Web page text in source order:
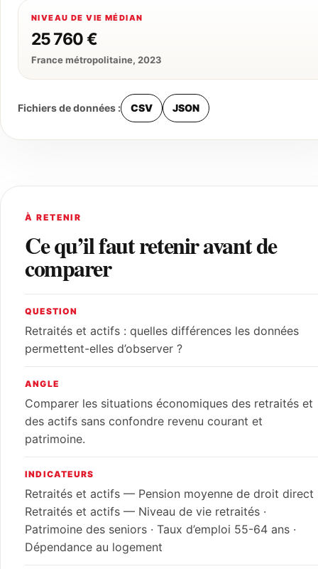
NIVEAU DE VIE MÉDIAN
25 760 €
France métropolitaine, 2023
Fichiers de données : CSV JSON
À RETENIR
Ce qu’il faut retenir avant de
comparer
QUESTION
Retraités et actifs : quelles différences les données
permettent-elles d’observer ?
ANGLE
Comparer les situations économiques des retraités et
des actifs sans confondre revenu courant et
patrimoine.
INDICATEURS
Retraités et actifs — Pension moyenne de droit direct
Retraités et actifs — Niveau de vie retraités ·
Patrimoine des seniors · Taux d’emploi 55-64 ans ·
Dépendance au logement